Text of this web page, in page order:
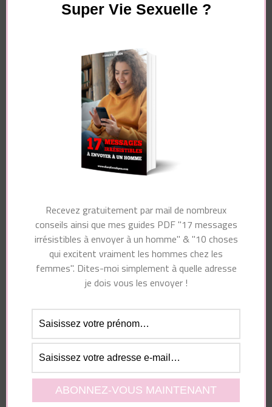
Enregistrer mon nom, mon e-mail et mon site dans
le navigateur pour mon prochain commentaire.
Super Vie Sexuelle ?
Recevez gratuitement par mail de nombreux
conseils ainsi que mes guides PDF "17 messages
irrésistibles à envoyer à un homme" & "10 choses
qui excitent vraiment les hommes chez les
femmes". Dites-moi simplement à quelle adresse
je dois vous les envoyer !